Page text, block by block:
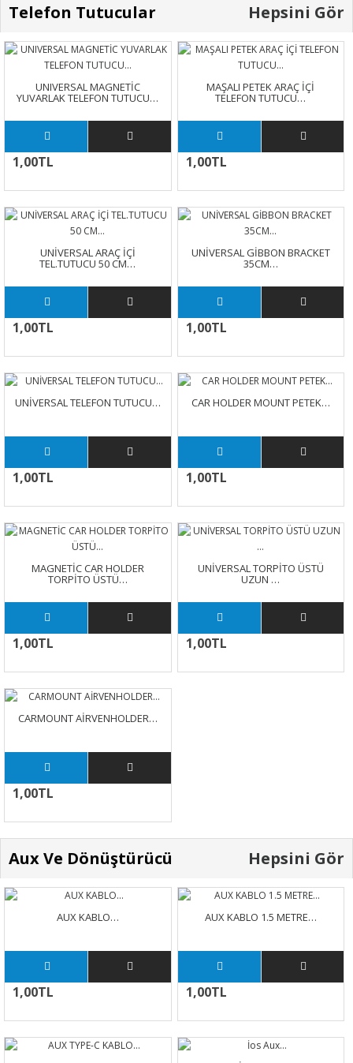
Telefon Tutucular Hepsini Gör
UNIVERSAL MAGNETİC
YUVARLAK TELEFON TUTUCU…
1,00TL
MAŞALI PETEK ARAÇ İÇİ
TELEFON TUTUCU…
1,00TL
UNİVERSAL ARAÇ İÇİ
TEL.TUTUCU 50 CM…
1,00TL
UNİVERSAL GİBBON BRACKET
35CM…
1,00TL
UNİVERSAL TELEFON TUTUCU…
1,00TL
CAR HOLDER MOUNT PETEK…
1,00TL
MAGNETİC CAR HOLDER
TORPİTO ÜSTÜ…
1,00TL
UNİVERSAL TORPİTO ÜSTÜ
UZUN …
1,00TL
CARMOUNT AİRVENHOLDER…
1,00TL
Aux Ve Dönüştürücü Hepsini Gör
AUX KABLO…
1,00TL
AUX KABLO 1.5 METRE…
1,00TL